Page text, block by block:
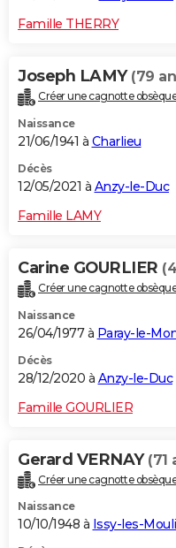
FORUM
Bricolage
Famille THERRY
Joseph LAMY (79
Créer une cagnotte
Naissance
21/06/1941 à Charlieu
Décès
12/05/2021 à Anzy-le-Duc
Famille LAMY
Carine GOURLIER
Créer une cagnotte
Naissance
26/04/1977 à Paray-le-
Décès
28/12/2020 à Anzy-le-Duc
Famille GOURLIER
Gerard VERNAY (71
Créer une cagnotte
Naissance
10/10/1948 à Issy-les-